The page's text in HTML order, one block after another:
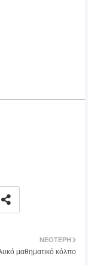
ΝΕΌΤΕΡΗ
μαθηματικό κόλπο